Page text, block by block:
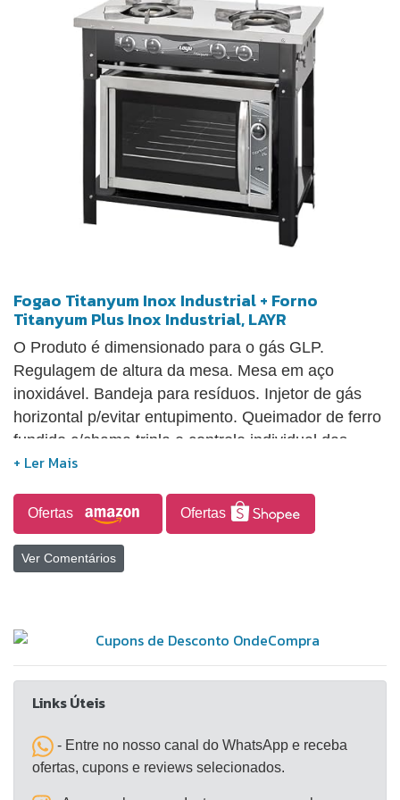
acompanha grelhas internas ajustáveis e apresenta
dimensões compactas para ambientes profissionais
que necessitam otimização de espaço.
Fogao Titanyum Inox Industrial + Forno
Titanyum Plus Inox Industrial, LAYR
O Produto é dimensionado para o gás GLP.
Regulagem de altura da mesa. Mesa em aço
inoxidável. Bandeja para resíduos. Injetor de gás
horizontal p/evitar entupimento. Queimador de ferro
fundido c/chama tripla e controle individual das
chamas externa e interna. Painel de policarbonato.
Ofertas Ofertas
Ver Comentários
Links Úteis
- Entre no nosso canal do WhatsApp e receba
ofertas, cupons e reviews selecionados.